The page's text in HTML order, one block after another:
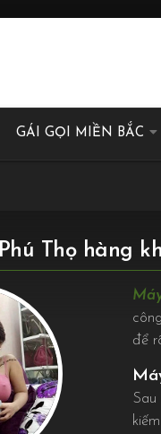
GÁI GỌI MIỀN BẮC
Thọ hàng
để
Sau